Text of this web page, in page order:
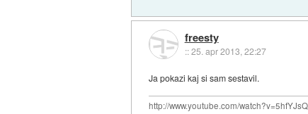
freesty
::25. apr 2013, 22:27
Ja pokazi kaj si sam sestavil.
http://www.youtube.com/